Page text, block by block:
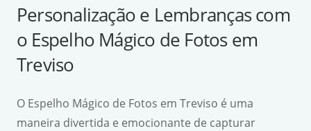
Personalização e Lembranças com
o Espelho Mágico de Fotos em
Treviso
O Espelho Mágico de Fotos em Treviso é uma
maneira divertida e emocionante de capturar